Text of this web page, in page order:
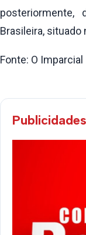
posteriormente,
Brasileira, situado
Fonte: O Imparcial
Publicidades